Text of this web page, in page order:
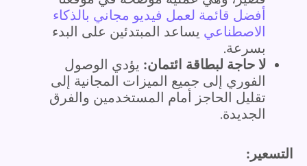
أفضل قائمة لعمل فيديو مجاني بالذكاء
الاصطناعي يساعد المبتدئين على البدء
بسرعة.
لا حاجة لبطاقة ائتمان: يؤدي الوصول
الفوري إلى جميع الميزات المجانية إلى
تقليل الحاجز أمام المستخدمين والفرق
الجديدة.
التسعير: